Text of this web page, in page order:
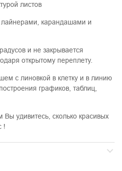
листов
карандашами и
и не закрывается
открытому переплету.
с линовкой в клетку и в линию
графиков, таблиц,
Вы удивитесь, сколько красивых
!